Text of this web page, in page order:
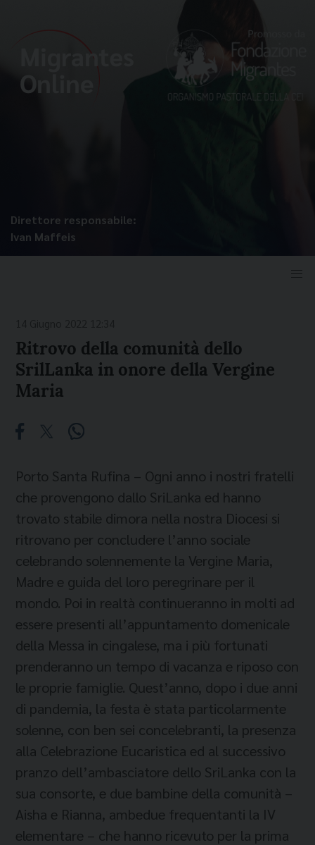
Direttore responsabile:
Ivan Maffeis
Ritrovo della comunità dello
SrilLanka in onore della Vergine
Maria
Porto Santa Rufina – Ogni anno i nostri fratelli
che provengono dallo SriLanka ed hanno
trovato stabile dimora nella nostra Diocesi si
ritrovano per concludere l’anno sociale
celebrando solennemente la Vergine Maria,
Madre e guida del loro peregrinare per il
mondo. Poi in realtà continueranno in molti ad
essere presenti all’appuntamento domenicale
della Messa in cingalese, ma i più fortunati
prenderanno un tempo di vacanza e riposo con
le proprie famiglie. Quest’anno, dopo i due anni
di pandemia, la festa è stata particolarmente
solenne, con ben sei concelebranti, la presenza
alla Celebrazione Eucaristica ed al successivo
pranzo dell’ambasciatore dello SriLanka con la
sua consorte, e due bambine della comunità –
Aisha e Rianna, ambedue frequentanti la IV
elementare – che hanno ricevuto per la prima